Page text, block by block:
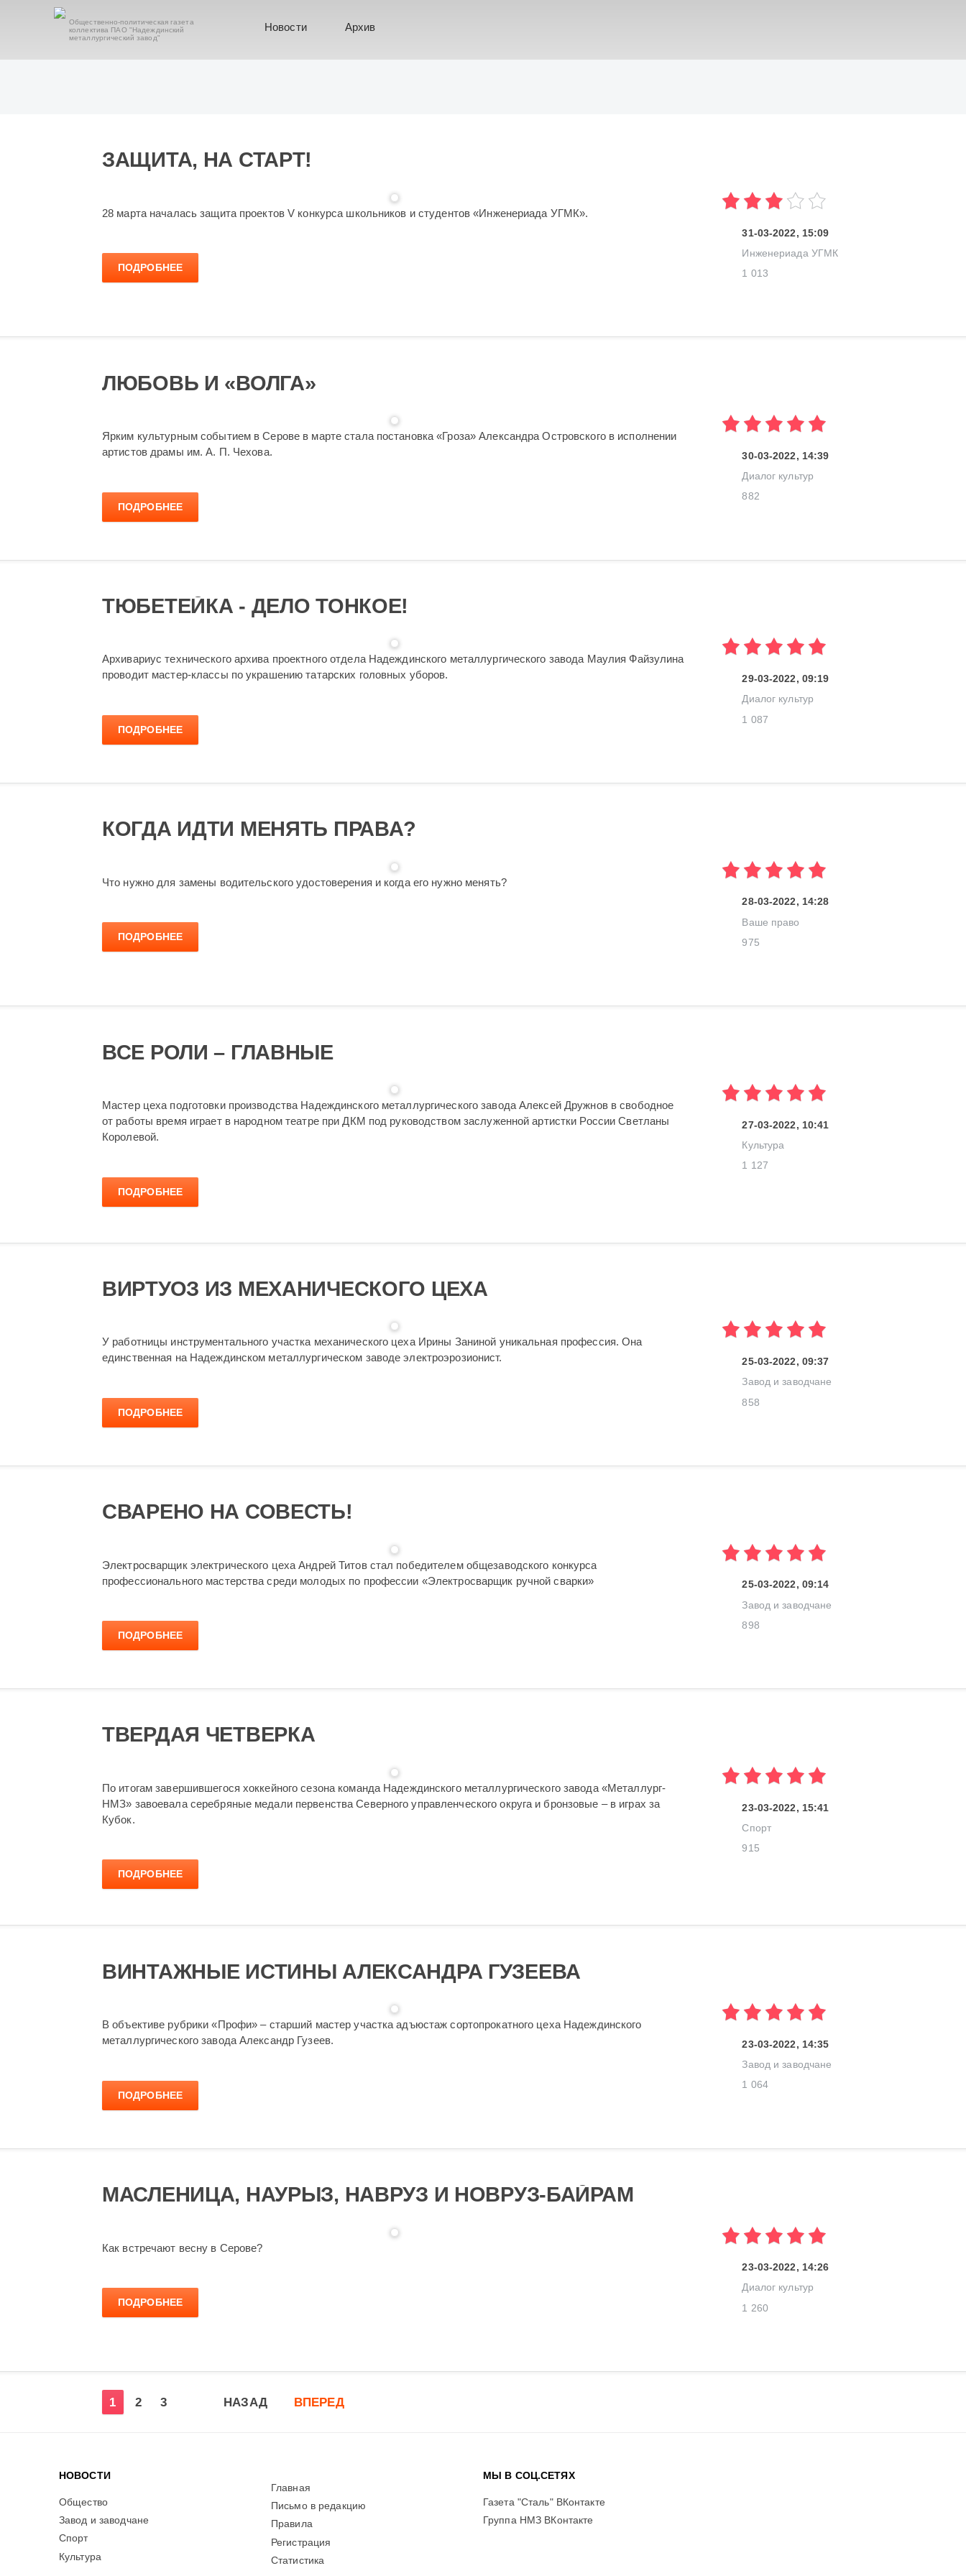
Общественно-политическая газета
коллектива ПАО "Надеждинский
металлургический завод"
Новости Архив
ЗАЩИТА, НА СТАРТ!
31-03-2022, 15:09
Инженериада УГМК
1 013
28 марта началась защита проектов V конкурса школьников и студентов «Инженериада УГМК».
ПОДРОБНЕЕ
ЛЮБОВЬ И «ВОЛГА»
30-03-2022, 14:39
Диалог культур
882
Ярким культурным событием в Серове в марте стала постановка «Гроза» Александра Островского в исполнении
артистов драмы им. А. П. Чехова.
ПОДРОБНЕЕ
ТЮБЕТЕЙКА - ДЕЛО ТОНКОЕ!
29-03-2022, 09:19
Диалог культур
1 087
Архивариус технического архива проектного отдела Надеждинского металлургического завода Маулия Файзулина
проводит мастер-классы по украшению татарских головных уборов.
ПОДРОБНЕЕ
КОГДА ИДТИ МЕНЯТЬ ПРАВА?
28-03-2022, 14:28
Ваше право
975
Что нужно для замены водительского удостоверения и когда его нужно менять?
ПОДРОБНЕЕ
ВСЕ РОЛИ – ГЛАВНЫЕ
27-03-2022, 10:41
Культура
1 127
Мастер цеха подготовки производства Надеждинского металлургического завода Алексей Дружнов в свободное
от работы время играет в народном театре при ДКМ под руководством заслуженной артистки России Светланы
Королевой.
ПОДРОБНЕЕ
ВИРТУОЗ ИЗ МЕХАНИЧЕСКОГО ЦЕХА
25-03-2022, 09:37
Завод и заводчане
858
У работницы инструментального участка механического цеха Ирины Заниной уникальная профессия. Она
единственная на Надеждинском металлургическом заводе электроэрозионист.
ПОДРОБНЕЕ
СВАРЕНО НА СОВЕСТЬ!
25-03-2022, 09:14
Завод и заводчане
898
Электросварщик электрического цеха Андрей Титов стал победителем общезаводского конкурса
профессионального мастерства среди молодых по профессии «Электросварщик ручной сварки»
ПОДРОБНЕЕ
ТВЕРДАЯ ЧЕТВЕРКА
23-03-2022, 15:41
Спорт
915
По итогам завершившегося хоккейного сезона команда Надеждинского металлургического завода «Металлург-
НМЗ» завоевала серебряные медали первенства Северного управленческого округа и бронзовые – в играх за
Кубок.
ПОДРОБНЕЕ
ВИНТАЖНЫЕ ИСТИНЫ АЛЕКСАНДРА ГУЗЕЕВА
23-03-2022, 14:35
Завод и заводчане
1 064
В объективе рубрики «Профи» – старший мастер участка адъюстаж сортопрокатного цеха Надеждинского
металлургического завода Александр Гузеев.
ПОДРОБНЕЕ
МАСЛЕНИЦА, НАУРЫЗ, НАВРУЗ И НОВРУЗ-БАЙРАМ
23-03-2022, 14:26
Диалог культур
1 260
Как встречают весну в Серове?
ПОДРОБНЕЕ
1 2 3 НАЗАД ВПЕРЕД
НОВОСТИ
Общество
Завод и заводчане
Спорт
Культура
Главная
Письмо в редакцию
Правила
Регистрация
Статистика
МЫ В СОЦ.СЕТЯХ
Газета "Сталь" ВКонтакте
Группа НМЗ ВКонтакте